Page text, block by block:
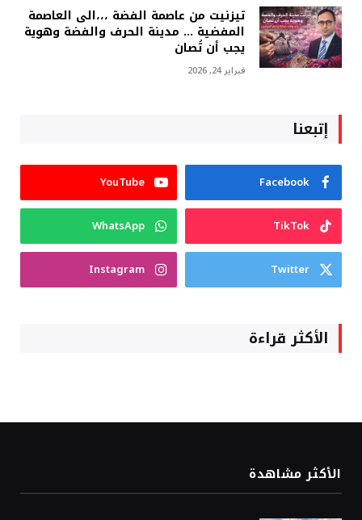
تيزنيت من عاصمة الفضة ،،،الى العاصمة
المفضية … مدينة الحرف والفضة وهوية
يجب أن تُصان
فبراير 24, 2026
إتبعنا
Facebook
YouTube
TikTok
WhatsApp
Twitter
Instagram
الأكثر قراءة
الأكثر مشاهدة